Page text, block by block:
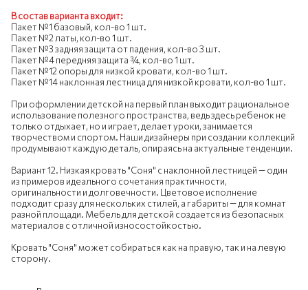
В состав варианта входит:
Пакет №1 базовый, кол-во 1 шт.
Пакет №2 латы, кол-во 1 шт.
Пакет №3 задняя защита от падения, кол-во 3 шт.
Пакет №4 передняя защита ¾, кол-во 1 шт.
Пакет №12 опоры для низкой кровати, кол-во 1 шт.
Пакет №14 наклонная лестница для низкой кровати, кол-во 1 шт.
При оформлении детской на первый план выходит рациональное
использование полезного пространства, ведь здесь ребенок не
только отдыхает, но и играет, делает уроки, занимается
творчеством и спортом. Наши дизайнеры при создании коллекций
продумывают каждую деталь, опираясь на актуальные тенденции.
Вариант 12. Низкая кровать "Соня" с наклонной лестницей — один
из примеров идеального сочетания практичности,
оригинальности и долговечности. Цветовое исполнение
подходит сразу для нескольких стилей, а габариты — для комнат
разной площади. Мебель для детской создается из безопасных
материалов с отличной износостойкостью.
Кровать "Соня" может собираться как на правую, так и на левую
сторону.